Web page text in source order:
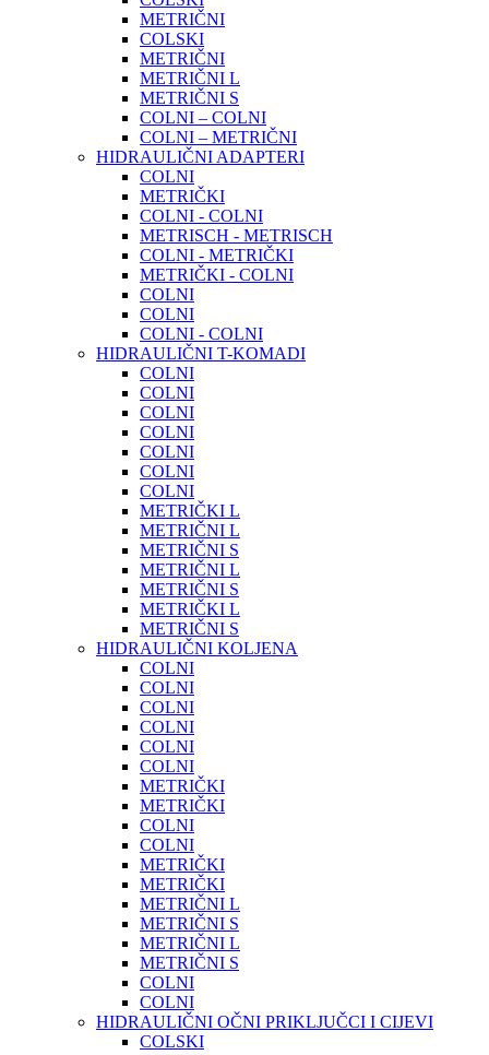
METRIČNI
COLSKI
METRIČNI
METRIČNI L
METRIČNI S
COLNI – COLNI
COLNI – METRIČNI
HIDRAULIČNI ADAPTERI
COLNI
METRIČKI
COLNI - COLNI
METRISCH - METRISCH
COLNI - METRIČKI
METRIČKI - COLNI
COLNI
COLNI
COLNI - COLNI
HIDRAULIČNI T-KOMADI
COLNI
COLNI
COLNI
COLNI
COLNI
COLNI
COLNI
METRIČKI L
METRIČNI L
METRIČNI S
METRIČNI L
METRIČNI S
METRIČKI L
METRIČNI S
HIDRAULIČNI KOLJENA
COLNI
COLNI
COLNI
COLNI
COLNI
COLNI
METRIČKI
METRIČKI
COLNI
COLNI
METRIČKI
METRIČKI
METRIČNI L
METRIČNI S
METRIČNI L
METRIČNI S
COLNI
COLNI
HIDRAULIČNI OČNI PRIKLJUČCI I CIJEVI
COLSKI